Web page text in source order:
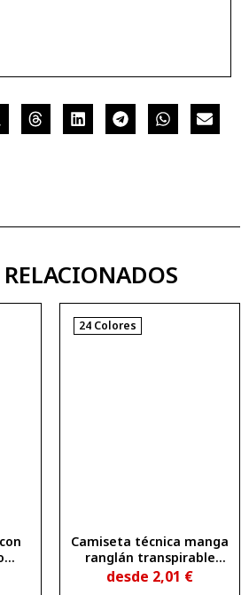
24 Colores
Camiseta técnica manga
ranglán transpirable
BAHRAIN
desde 2,01 €